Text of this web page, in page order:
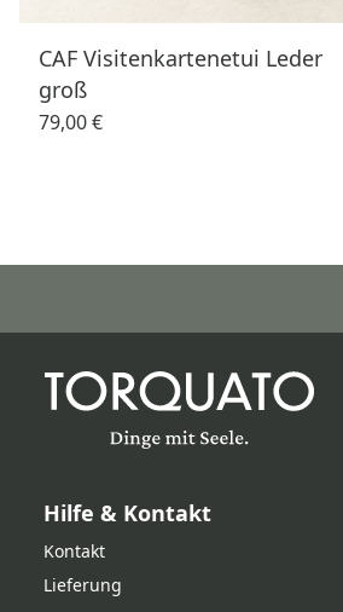
CAF Visitenkartenetui Leder
groß
79,00 €
Hilfe & Kontakt
Kontakt
Lieferung